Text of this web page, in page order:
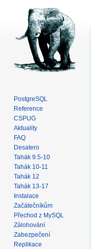
PostgreSQL
Reference
CSPUG
Aktuality
FAQ
Desatero
Tahák 9.5-10
Tahák 10-11
Tahák 12
Tahák 13-17
Instalace
Začátečníkům
Přechod z MySQL
Zálohování
Zabezpečení
Replikace